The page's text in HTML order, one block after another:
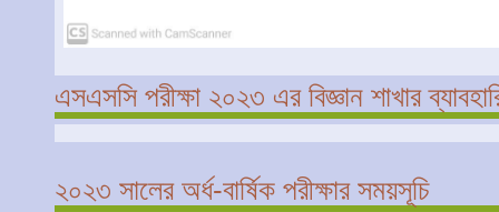
এসএসসি পরীক্ষা ২০২৩ এর বিজ্ঞান শাখার
২০২৩ সালের অর্ধ-বার্ষিক পরীক্ষার সময়সূচি